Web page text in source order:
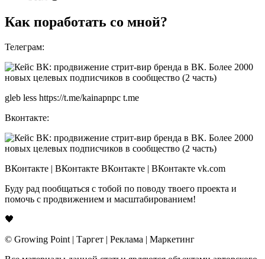
Как поработать со мной?
Телеграм:
gleb less https://t.me/kainapnpc t.me
Вконтакте:
ВКонтакте | ВКонтакте ВКонтакте | ВКонтакте vk.com
Буду рад пообщаться с тобой по поводу твоего проекта и
помочь с продвижением и масштабированием!
🖤
© Growing Point | Таргет | Реклама | Маркетинг